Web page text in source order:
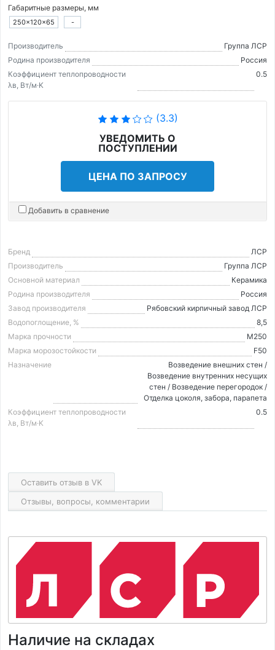
Габаритные размеры, мм
250×120×65 -
Производитель
Группа ЛСР
Родина производителя
Россия
Коэффициент теплопроводности
λв, Вт/м·K
0.5
(3.3)
УВЕДОМИТЬ О
ПОСТУПЛЕНИИ
ЦЕНА ПО ЗАПРОСУ
Добавить в сравнение
Бренд
ЛСР
Производитель
Группа ЛСР
Основной материал
Керамика
Родина производителя
Россия
Завод производителя
Рябовский кирпичный завод ЛСР
Водопоглощение, %
8,5
Марка прочности
М250
Марка морозостойкости
F50
Назначение
Возведение внешних стен /
Возведение внутренних несущих
стен / Возведение перегородок /
Отделка цоколя, забора, парапета
Коэффициент теплопроводности
λв, Вт/м·K
0.5
Оставить отзыв в VK
Отзывы, вопросы, комментарии
Наличие на складах